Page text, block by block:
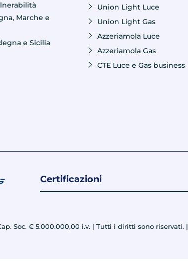
Marche e
e Sicilia
Union Light Luce
Union Light Gas
Azzeriamola Luce
Azzeriamola Gas
CTE Luce e Gas business
Certificazioni
Soc. € 5.000.000,00 i.v. | Tutti i diritti sono riservati. |